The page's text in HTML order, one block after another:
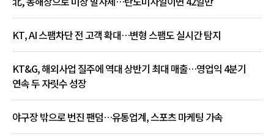
KT, AI 스팸차단 전 고객 확대…변형 스팸도 실시간 탐지
KT&G, 해외사업 질주에 역대 상반기 최대 매출…영업익 4분기
연속 두 자릿수 성장
야구장 밖으로 번진 팬덤…유통업계, 스포츠 마케팅 가속